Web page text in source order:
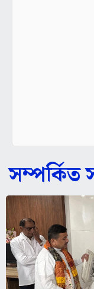
সম্পর্কিত